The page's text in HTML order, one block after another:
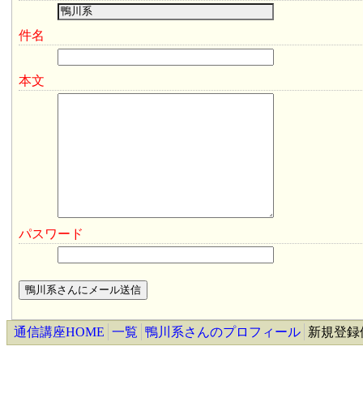
件名
本文
パスワード
通信講座HOME 一覧 鴨川系さんのプロフィール 新規登